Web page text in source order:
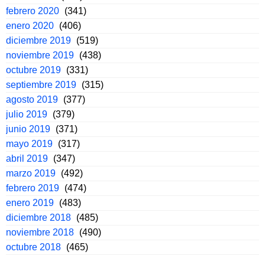
febrero 2020 (341)
enero 2020 (406)
diciembre 2019 (519)
noviembre 2019 (438)
octubre 2019 (331)
septiembre 2019 (315)
agosto 2019 (377)
julio 2019 (379)
junio 2019 (371)
mayo 2019 (317)
abril 2019 (347)
marzo 2019 (492)
febrero 2019 (474)
enero 2019 (483)
diciembre 2018 (485)
noviembre 2018 (490)
octubre 2018 (465)